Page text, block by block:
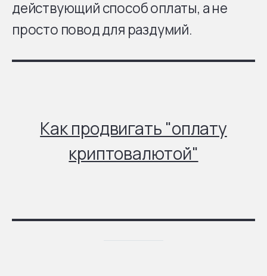
действующий способ оплаты, а не
просто повод для раздумий.
Как продвигать "оплату
криптовалютой"